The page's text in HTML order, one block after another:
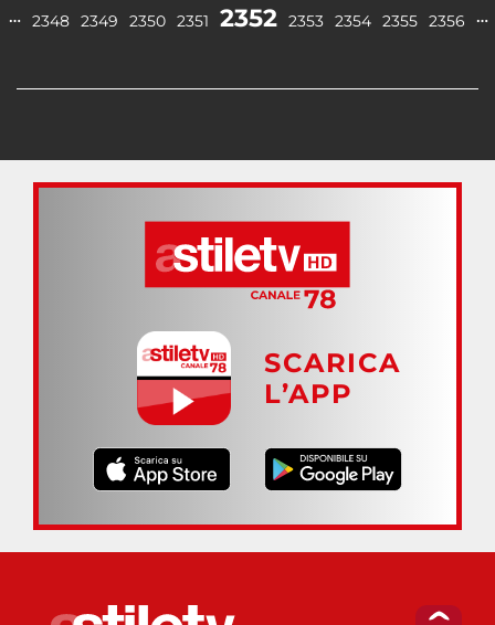
… 2348 2349 2350 2351 2352 2353 2354 2355 2356 …
SCARICA
L’APP